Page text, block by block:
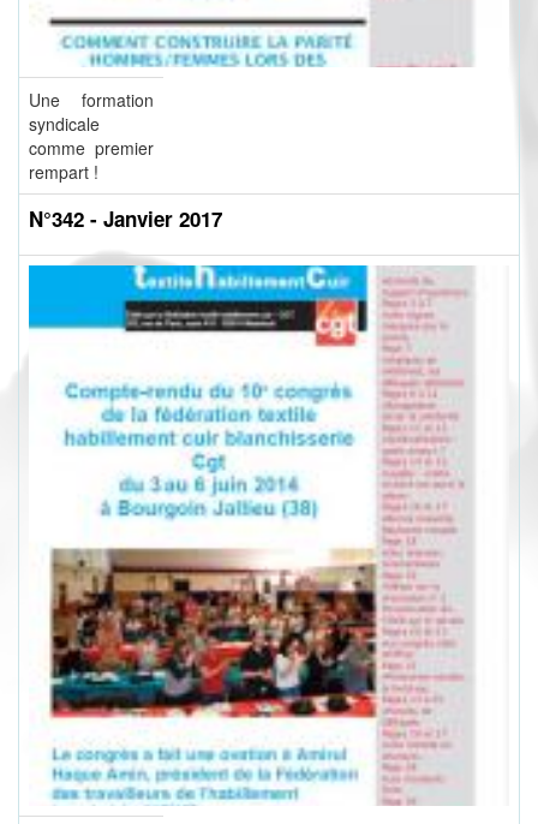
Une formation
syndicale
comme premier
rempart !
N°342 - Janvier 2017